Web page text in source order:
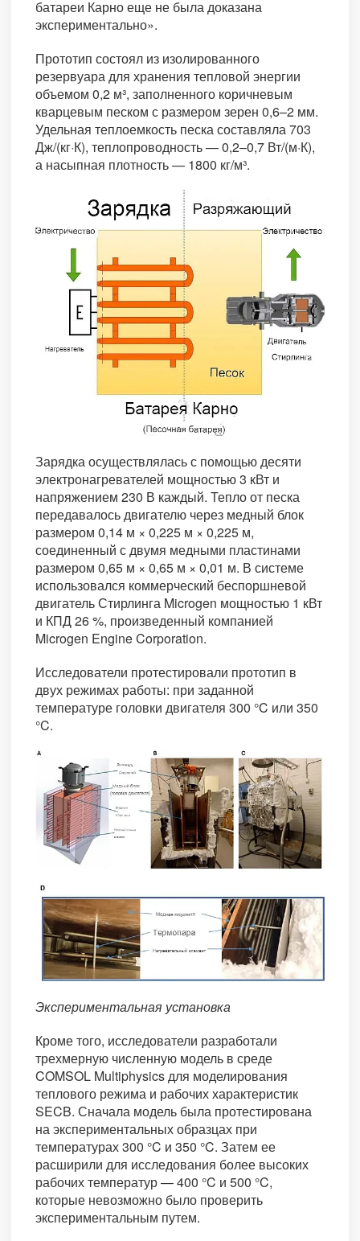
батареи Карно еще не была доказана
экспериментально».
Прототип состоял из изолированного
резервуара для хранения тепловой энергии
объемом 0,2 м³, заполненного коричневым
кварцевым песком с размером зерен 0,6–2 мм.
Удельная теплоемкость песка составляла 703
Дж/(кг·К), теплопроводность — 0,2–0,7 Вт/(м·К),
а насыпная плотность — 1800 кг/м³.
Зарядка осуществлялась с помощью десяти
электронагревателей мощностью 3 кВт и
напряжением 230 В каждый. Тепло от песка
передавалось двигателю через медный блок
размером 0,14 м × 0,225 м × 0,225 м,
соединенный с двумя медными пластинами
размером 0,65 м × 0,65 м × 0,01 м. В системе
использовался коммерческий беспоршневой
двигатель Стирлинга Microgen мощностью 1 кВт
и КПД 26 %, произведенный компанией
Microgen Engine Corporation.
Исследователи протестировали прототип в
двух режимах работы: при заданной
температуре головки двигателя 300 °C или 350
°C.
Экспериментальная установка
Кроме того, исследователи разработали
трехмерную численную модель в среде
COMSOL Multiphysics для моделирования
теплового режима и рабочих характеристик
SECB. Сначала модель была протестирована
на экспериментальных образцах при
температурах 300 °C и 350 °C. Затем ее
расширили для исследования более высоких
рабочих температур — 400 °C и 500 °C,
которые невозможно было проверить
экспериментальным путем.